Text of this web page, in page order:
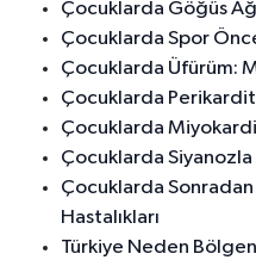
Çocuklarda Göğüs
Çocuklarda Spor
Çocuklarda Üfürüm:
Çocuklarda Perikardit
Çocuklarda
Çocuklarda Siyanozla
Çocuklarda
Hastalıkları
Türkiye Neden